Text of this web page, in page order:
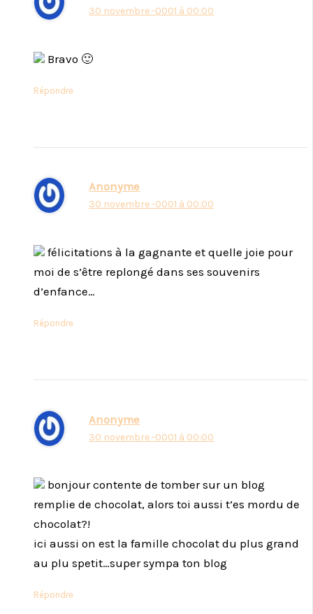
30 novembre -0001 à 00:00
Bravo 🙂
Répondre
Anonyme
30 novembre -0001 à 00:00
félicitations à la gagnante et quelle joie pour
moi de s’être replongé dans ses souvenirs
d’enfance…
Répondre
Anonyme
30 novembre -0001 à 00:00
bonjour contente de tomber sur un blog
remplie de chocolat, alors toi aussi t’es mordu de
chocolat?!
ici aussi on est la famille chocolat du plus grand
au plu spetit…super sympa ton blog
Répondre